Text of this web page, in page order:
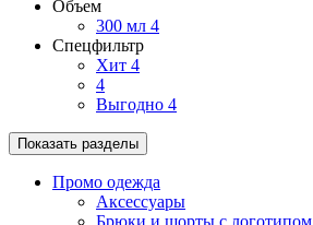
Объем
300 мл 4
Спецфильтр
Хит 4
4
Выгодно 4
Показать разделы
Промо одежда
Аксессуары
Брюки и шорты с логотипом